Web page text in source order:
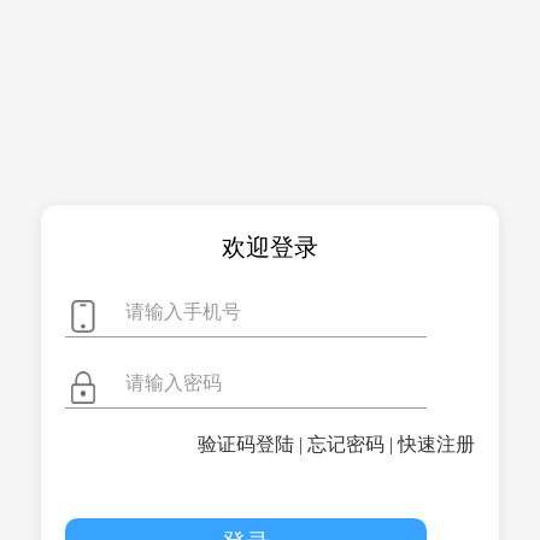
欢迎登录
验证码登陆 | 忘记密码 |快速注册